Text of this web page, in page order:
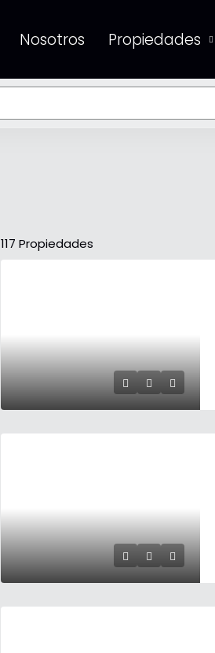
Nosotros Propiedades
117 Propiedades